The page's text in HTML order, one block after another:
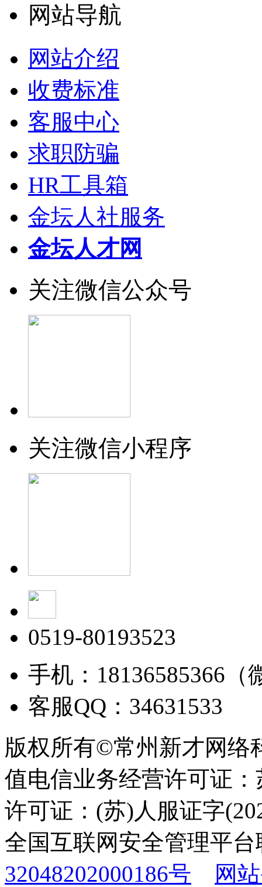
网站导航
网站介绍
收费标准
客服中心
求职防骗
HR工具箱
金坛人社服务
金坛人才网
关注微信公众号
关注微信小程序
0519-80193523
手机：18136585366（
客服QQ：34631533
版权所有©常州新才网络
值电信业务经营许可证
许可证：(苏)人服证字
全国互联网安全管理平
32048202000186号
网